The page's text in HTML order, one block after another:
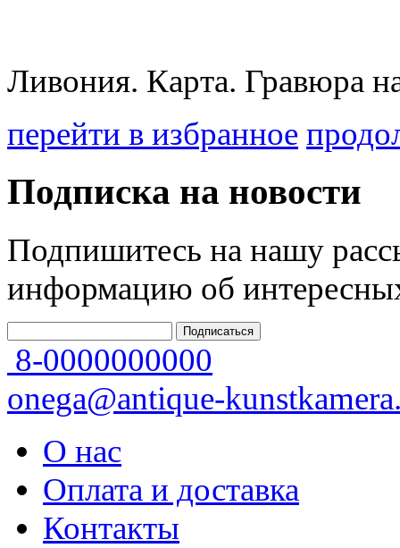
Ливония. Карта. Гравюра
перейти в избранное
Подписка на новости
Подпишитесь на нашу
информацию об
8-0000000000
onega@antique-
О нас
Оплата и доставка
Контакты